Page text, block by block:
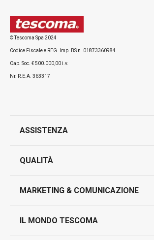
© Tescoma Spa 2024
Codice Fiscale e REG. Imp. BS n. 01873360984
Cap. Soc. € 500.000,00 i.v.
Nr. R.E.A. 363317
ASSISTENZA
contatti
QUALITÀ
test sui prodotti
MARKETING & COMUNICAZIONE
IL MONDO TESCOMA